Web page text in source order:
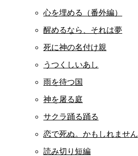
心を埋める（番外編）
醒めるなら、それは夢
死に神の名付け親
うつくしいあし
雨を待つ国
神を屠る庭
サクラ踊る踊る
恋で死ぬ。かもしれません
読み切り短編